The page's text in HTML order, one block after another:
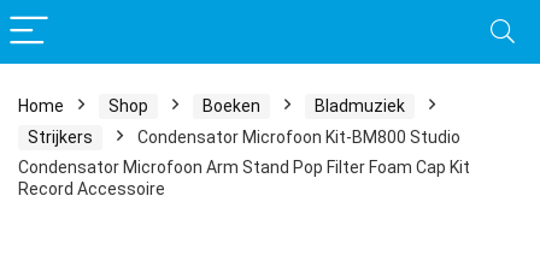
Home Shop Boeken
Bladmuziek
Strijkers
Condensator Microfoon Kit-BM800 Studio
Condensator Microfoon Arm Stand Pop Filter Foam Cap Kit
Record Accessoire